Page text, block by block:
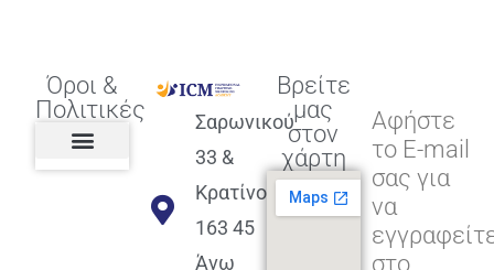
Όροι &
Πολιτικές
Σαρωνικού
33 &
Κρατίνου
163 45
Άνω
Βρείτε
μας
στον
χάρτη
Αφήστε
το E-mail
σας για
να
στο